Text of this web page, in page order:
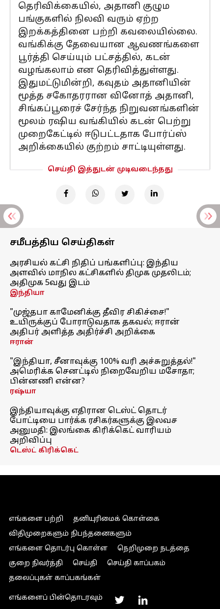
தெரிவிக்கையில், அதானி குழும
பங்குகளில் நிலவி வரும் ஏற்ற
இறக்கத்தினை பற்றி கவலையில்லை.
வங்கிக்கு தேவையான ஆவணங்களை
பூர்த்தி செய்யும் பட்சத்தில், கடன்
வழங்கலாம் என தெரிவித்துள்ளது.
இதுமட்டுமின்றி, கவுதம் அதானியின்
மூத்த சகோதரரான வினோத் அதானி,
சிங்கப்பூரைச் சேர்ந்த நிறுவனங்களின்
மூலம் ரஷிய வங்கியில் கடன் பெற்று
முறைகேட்டில் ஈடுபட்டதாக போர்ப்ஸ்
அறிக்கையில் குற்றம் சாட்டியுள்ளது.
செய்தி இத்துடன் முடிவடைந்தது
சமீபத்திய செய்திகள்
அரசியல் கட்சி நிதிப் பங்களிப்பு: இந்திய
அளவில் மாநில கட்சிகளில் திமுக முதலிடம்;
அதிமுக 5வது இடம்
இந்தியா
"முஜ்தபா காமேனிக்கு தீவிர சிகிச்சை!"
உயிருக்குப் போராடுவதாக தகவல்; ஈரான்
அதிபர் அளித்த அதிர்ச்சி அறிக்கை
ஈரான்
"இந்தியா, சீனாவுக்கு 100% வரி அச்சுறுத்தல்!"
அமெரிக்க செனட்டில் நிறைவேறிய மசோதா;
பின்னணி என்ன?
ரஷ்யா
இந்தியாவுக்கு எதிரான டெஸ்ட் தொடர்
போட்டியை பார்க்க ரசிகர்களுக்கு இலவச
அனுமதி: இலங்கை கிரிக்கெட் வாரியம்
அறிவிப்பு
டெஸ்ட் கிரிக்கெட்
எங்களை பற்றி
தனியுரிமைக் கொள்கை
விதிமுறைகளும் நிபந்தனைகளும்
எங்களை தொடர்பு கொள்ள
நெறிமுறை நடத்தை
குறை நிவர்த்தி
செய்தி
செய்தி காப்பகம்
தலைப்புகள் காப்பகங்கள்
எங்களைப் பின்தொடரவும்